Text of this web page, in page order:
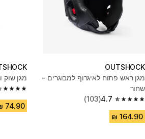
OUTSHOCK
מגן ראש פתוח לאיגרוף למבוגרים -
שחור
4.7
4.7 out of 5 stars from 103 reviews
(103)
מגן שוק
4.5 out of 5 stars from 81 reviews